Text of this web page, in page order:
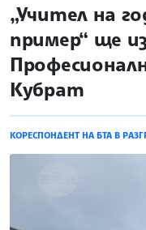
site.bta
„Учител на
пример“ ще
Кубрат
КОРЕСПОНДЕНТ НА БТА В